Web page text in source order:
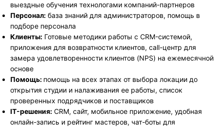
выездные обучения технологами компаний-партнеров
Персонал:база знаний для администраторов, помощь в
подборе персонала
Клиенты:Готовые методики работы с CRM-системой,
приложения для возвратности клиентов, call-центр для
замера удовлетворенности клиентов (NPS) на ежемесячной
основе
Помощь: помощь на всех этапах от выбора локации до
открытия студии и налаживания ее работы, список
проверенных подрядчиков и поставщиков
IT-решения:CRM, сайт, мобильное приложение, удобная
онлайн-запись и рейтинг мастеров, чат-боты для